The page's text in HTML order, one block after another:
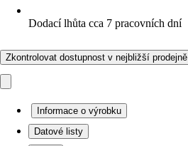
Dodací lhůta cca 7 pracovních dní
Zkontrolovat dostupnost v nejbližší prodejně
Informace o výrobku
Datové listy